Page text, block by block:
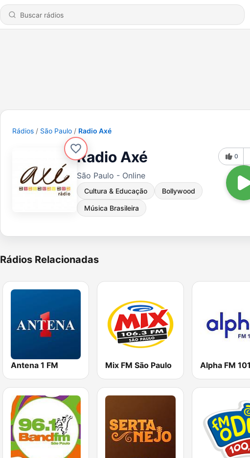
Rádios São Paulo Radio Axé
Radio Axé
São Paulo - Online
Cultura & Educação Bollywood
Música Brasileira
0
Rádios Relacionadas
Antena 1 FM Mix FM São Paulo Alpha FM